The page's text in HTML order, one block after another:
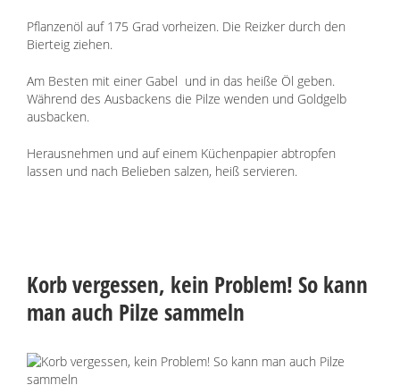
Pflanzenöl auf 175 Grad vorheizen. Die Reizker durch den
Bierteig ziehen.
Am Besten mit einer Gabel und in das heiße Öl geben.
Während des Ausbackens die Pilze wenden und Goldgelb
ausbacken.
Herausnehmen und auf einem Küchenpapier abtropfen
lassen und nach Belieben salzen, heiß servieren.
Korb vergessen, kein Problem! So kann
man auch Pilze sammeln